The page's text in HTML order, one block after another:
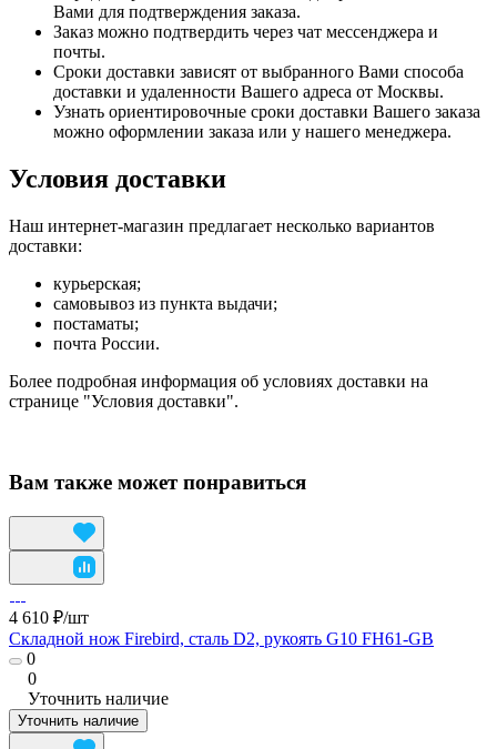
Вами для подтверждения заказа.
Заказ можно подтвердить через чат мессенджера и
почты.
Сроки доставки зависят от выбранного Вами способа
доставки и удаленности Вашего адреса от Москвы.
Узнать ориентировочные сроки доставки Вашего заказа
можно оформлении заказа или у нашего менеджера.
Условия доставки
Наш интернет-магазин предлагает несколько вариантов
доставки:
курьерская;
самовывоз из пункта выдачи;
постаматы;
почта России.
Более подробная информация об условиях доставки на
странице "Условия доставки".
Вам также может понравиться
4 610 ₽/шт
Складной нож Firebird, сталь D2, рукоять G10 FH61-GB
0
0
Уточнить наличие
Уточнить наличие